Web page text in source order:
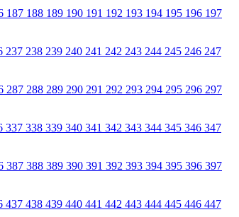
187 188 189 190 191 192 193 194 195 196 197
237 238 239 240 241 242 243 244 245 246 247
287 288 289 290 291 292 293 294 295 296 297
337 338 339 340 341 342 343 344 345 346 347
387 388 389 390 391 392 393 394 395 396 397
437 438 439 440 441 442 443 444 445 446 447